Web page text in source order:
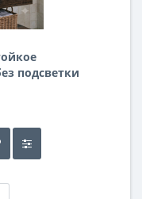
подсветки